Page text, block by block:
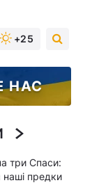
+25
НАС
три Спаси:
предки